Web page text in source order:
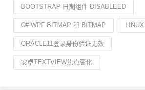
BOOTSTRAP 日期组件 DISABLEED
C# WPF BITMAP 和 BITMAP
ORACLE11登录身份验证无效
安卓TEXTVIEW焦点变化